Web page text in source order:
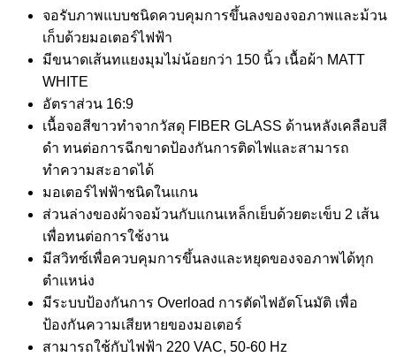
จอรับภาพแบบชนิดควบคุมการขึ้นลงของจอภาพและม้วน
เก็บด้วยมอเตอร์ไฟฟ้า
มีขนาดเส้นทแยงมุมไม่น้อยกว่า 150 นิ้ว เนื้อผ้า MATT
WHITE
อัตราส่วน 16:9
เนื้อจอสีขาวทำจากวัสดุ FIBER GLASS ด้านหลังเคลือบสี
ดำ ทนต่อการฉีกขาดป้องกันการติดไฟและสามารถ
ทำความสะอาดได้
มอเตอร์ไฟฟ้าชนิดในแกน
ส่วนล่างของผ้าจอม้วนกับแกนเหล็กเย็บด้วยตะเข็บ 2 เส้น
เพื่อทนต่อการใช้งาน
มีสวิทซ์เพื่อควบคุมการขึ้นลงและหยุดของจอภาพได้ทุก
ตำแหน่ง
มีระบบป้องกันการ Overload การตัดไฟอัตโนมัติ เพื่อ
ป้องกันความเสียหายของมอเตอร์
สามารถใช้กับไฟฟ้า 220 VAC, 50-60 Hz